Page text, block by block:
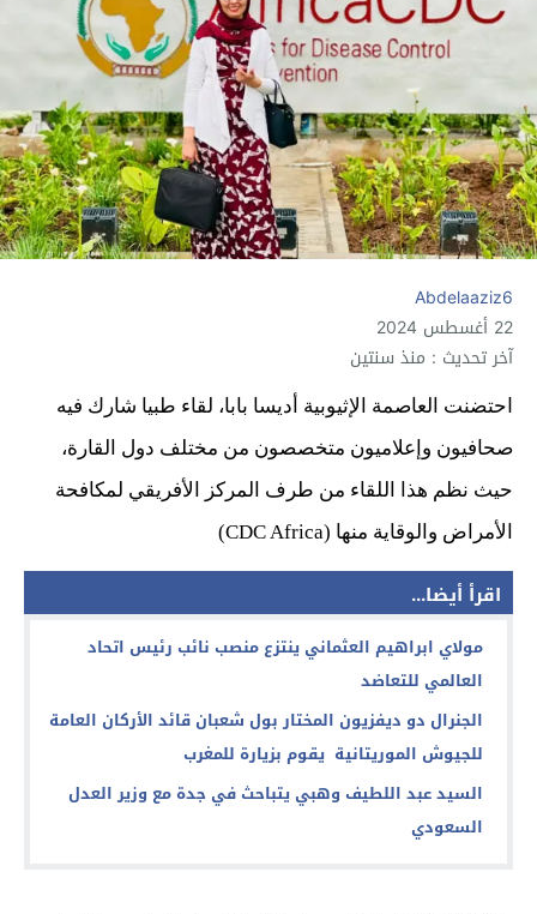
Abdelaaziz6
22 أغسطس 2024
آخر تحديث : منذ سنتين
احتضنت العاصمة الإثيوبية أديسا بابا، لقاء طبيا شارك فيه
صحافيون وإعلاميون متخصصون من مختلف دول القارة،
حيث نظم هذا اللقاء من طرف المركز الأفريقي لمكافحة
الأمراض والوقاية منها (CDC Africa)
اقرأ أيضا...
مولاي ابراهيم العثماني ينتزع منصب نائب رئيس اتحاد
العالمي للتعاضد
الجنرال دو ديفزيون المختار بول شعبان قائد الأركان العامة
للجيوش الموريتانية يقوم بزيارة للمغرب
السيد عبد اللطيف وهبي يتباحث في جدة مع وزير العدل
السعودي